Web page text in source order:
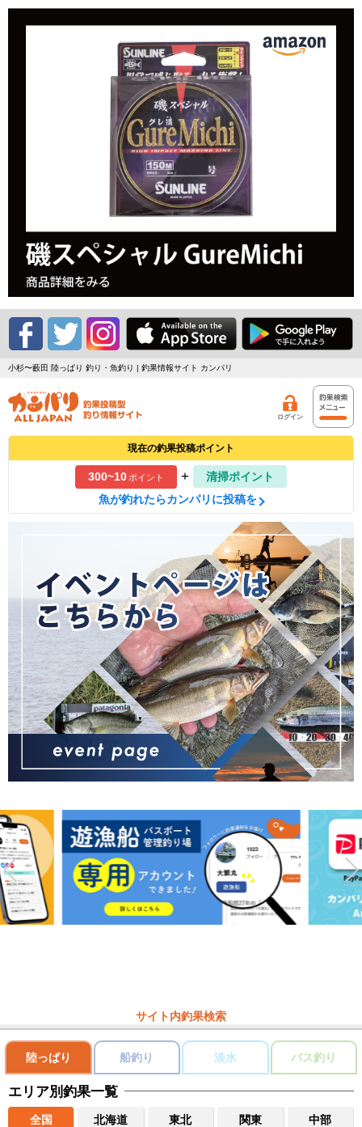
小杉〜藪田 陸っぱり 釣り・魚釣り | 釣果情報サイト カンパリ
ログイン
現在の釣果投稿ポイント
300~10ポイント +
清掃ポイント
魚が釣れたらカンパリに投稿を
サイト内釣果検索
陸っぱり 船釣り 淡水 バス釣り
エリア別釣果一覧
全国 北海道 東北 関東 中部